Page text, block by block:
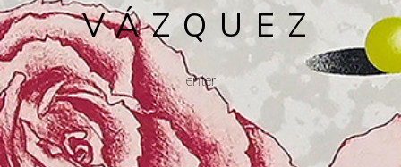
VÁZQUEZ
enter